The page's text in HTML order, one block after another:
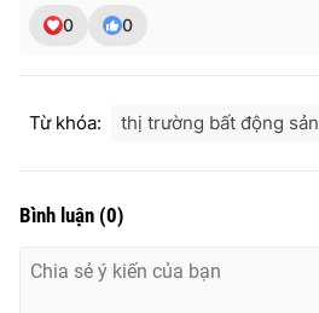
0 0
Từ khóa: thị trường bất động sản
Bình luận (0)